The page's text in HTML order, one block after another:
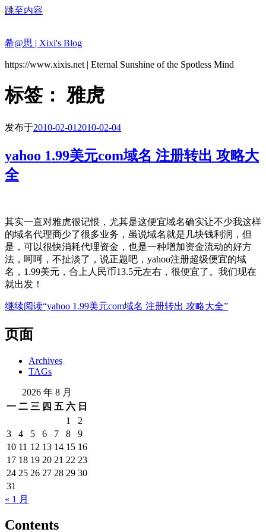
跳至内容
希@思 | Xixi's Blog
https://www.xixis.net | Eternal Sunshine of the Spotless Mind
标签：雅虎
发布于2010-02-01 2010-02-04
yahoo 1.99美元com域名 注册转出 攻略大
全
其实一直对雅虎很记恨，尤其是这便宜域名确实让不少我这样
的域名代理商少了很多业务，虽说域名就是几块钱利润，但
是，可以很快消耗代理资金，也是一种增加资金流动的好方
法，呵呵，不扯淡了，说正题吧，yahoo注册超级便宜的域
名，1.99美元，合上人民币13.5元左右，很便宜了。我们现在
就出发！
继续阅读“yahoo 1.99美元com域名 注册转出 攻略大全”
页面
Archives
TAGs
2026 年 8 月
一 二 三 四 五 六 日
1
2
3
4 5 6 7 8
9
10 11 12 13 14 15 16
17 18 19 20 21 22 23
24 25 26 27 28 29 30
31
« 1 月
Contents